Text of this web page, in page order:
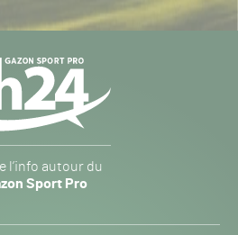
Sport
Pro
-
l’info autour du
Sport Pro